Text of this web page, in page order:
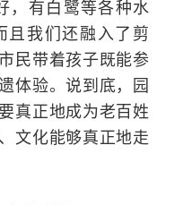
，有 白鹭等各种水
且我们还融入了剪
民带着孩子既能参
体验。说到底，园
真正地成为老百姓
文化能够真正地走